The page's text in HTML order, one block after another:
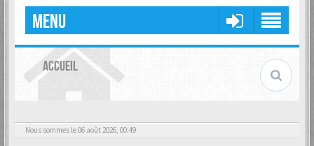
MENU
ACCUEIL
Nous sommes le 06 août 2026, 00:49